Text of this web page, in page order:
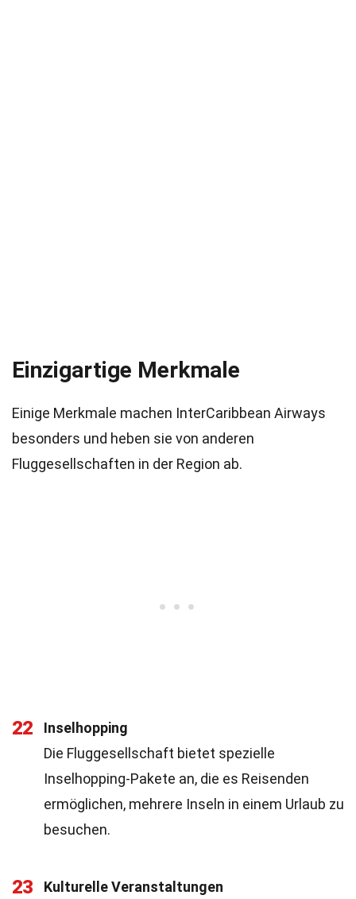
Einzigartige Merkmale
Einige Merkmale machen InterCaribbean Airways
besonders und heben sie von anderen
Fluggesellschaften in der Region ab.
22
Inselhopping
Die Fluggesellschaft bietet spezielle
Inselhopping-Pakete an, die es Reisenden
ermöglichen, mehrere Inseln in einem Urlaub zu
besuchen.
23
Kulturelle Veranstaltungen